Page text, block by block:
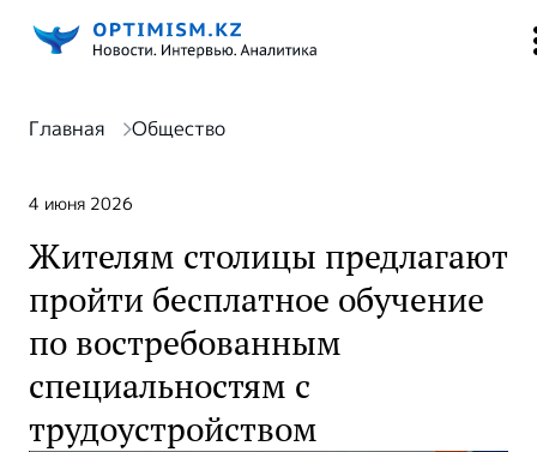
Главная Общество
4 июня 2026
Жителям столицы предлагают
пройти бесплатное обучение
по востребованным
специальностям с
трудоустройством